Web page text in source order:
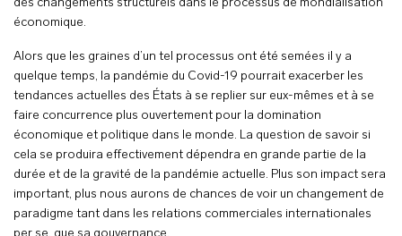
des changements structurels dans le processus de mondialisation
économique.
Alors que les graines d’un tel processus ont été semées il y a
quelque temps, la pandémie du Covid-19 pourrait exacerber les
tendances actuelles des États à se replier sur eux-mêmes et à se
faire concurrence plus ouvertement pour la domination
économique et politique dans le monde. La question de savoir si
cela se produira effectivement dépendra en grande partie de la
durée et de la gravité de la pandémie actuelle. Plus son impact sera
important, plus nous aurons de chances de voir un changement de
paradigme tant dans les relations commerciales internationales